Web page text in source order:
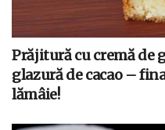
Prăjitură cu cremă de
glazură de cacao –
lămâie!